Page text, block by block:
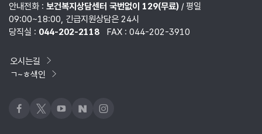
안내전화 : 보건복지상담센터 국번없이 129(무료)/ 평일
09:00~18:00, 긴급지원상담은 24시
당직실 : 044-202-2118 FAX : 044-202-3910
오시는길
ㄱ~ㅎ색인
페이스북
x 유튜브네이버블로그
인스타그램